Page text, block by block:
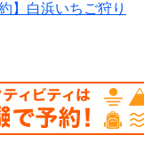
】白浜いちご狩り